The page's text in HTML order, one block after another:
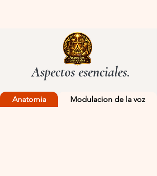
Aspectos esenciales.
Anatomia Modulacion de la voz